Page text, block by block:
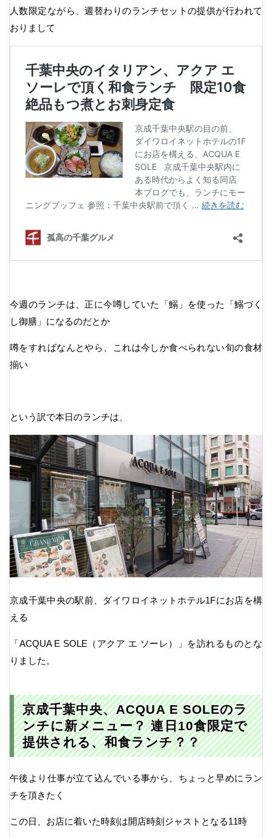
人数限定ながら、週替わりのランチセットの提供が行われて
おりまして
今週のランチは、正に今噂していた「鰯」を使った「鰯づく
し御膳」になるのだとか
噂をすればなんとやら、これは今しか食べられない旬の食材
揃い
という訳で本日のランチは、
京成千葉中央の駅前、ダイワロイネットホテル1Fにお店を構
える
「ACQUA E SOLE（アクア エ ソーレ）」を訪れるものとな
りました。
京成千葉中央、ACQUA E SOLEのラ
ンチに新メニュー？ 連日10食限定で
提供される、和食ランチ？？
午後より仕事が立て込んでいる事から、ちょっと早めにラン
チを頂きたく
この日、お店に着いた時刻は開店時刻ジャストとなる11時